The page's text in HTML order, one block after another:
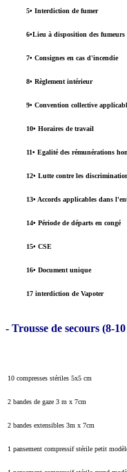
5• Interdiction de fumer
6•Lieu à disposition des fumeurs
7• Consignes en cas d'incendie
8• Règlement intérieur
9• Convention collective
10• Horaires de travail
11• Egalité des rémunérations
12• Lutte contre les
13• Accords applicables dans
14• Période de départs en congé
15• CSE
16• Document unique
17 interdiction de Vapoter
- Trousse de secours (8-
10 compresses stériles 5x5 cm
2 bandes de gaze 3 m x 7cm
2 bandes extensibles 3m x 7cm
1 pansement compressif stérile petit